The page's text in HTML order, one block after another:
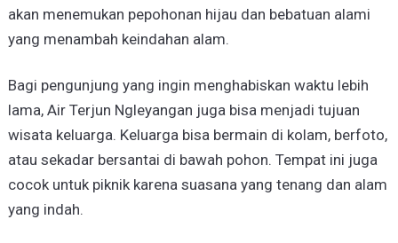
akan menemukan pepohonan hijau dan bebatuan alami
yang menambah keindahan alam.
Bagi pengunjung yang ingin menghabiskan waktu lebih
lama, Air Terjun Ngleyangan juga bisa menjadi tujuan
wisata keluarga. Keluarga bisa bermain di kolam, berfoto,
atau sekadar bersantai di bawah pohon. Tempat ini juga
cocok untuk piknik karena suasana yang tenang dan alam
yang indah.